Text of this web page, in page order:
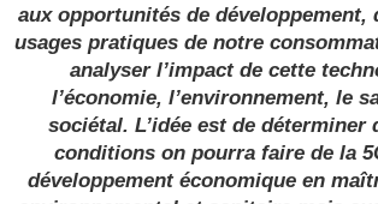
aux opportunités de développement,
usages pratiques de notre
analyser l’impact de cette
l’économie, l’environnement, le
sociétal. L’idée est de déterminer
conditions on pourra faire de la
développement économique en